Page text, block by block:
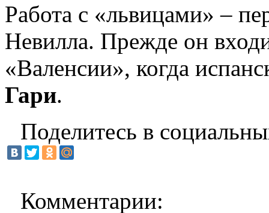
Работа с «львицами» –
Невилла. Прежде он
«Валенсии», когда
Гари.
Поделитесь в
Комментарии: